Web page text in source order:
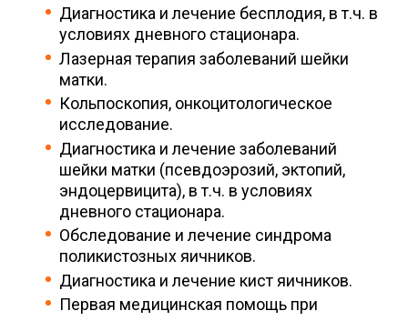
Диагностика и лечение бесплодия, в т.ч. в
условиях дневного стационара.
Лазерная терапия заболеваний шейки
матки.
Кольпоскопия, онкоцитологическое
исследование.
Диагностика и лечение заболеваний
шейки матки (псевдоэрозий, эктопий,
эндоцервицита), в т.ч. в условиях
дневного стационара.
Обследование и лечение синдрома
поликистозных яичников.
Диагностика и лечение кист яичников.
Первая медицинская помощь при